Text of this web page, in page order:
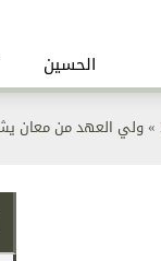
الحسين
»ولي العهد من معان